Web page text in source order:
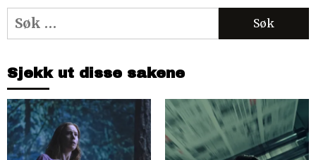
Søk
etter:
Sjekk ut disse sakene